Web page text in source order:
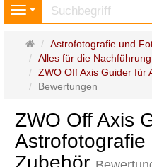
Navigation
Startseite
Astrofotografie und
Alles für die Nachführung
ZWO Off Axis Guider für
Bewertungen
ZWO Off Axis
Zubehör